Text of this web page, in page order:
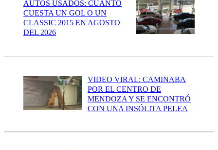
AUTOS USADOS: CUÁNTO
CUESTA UN GOL O UN
CLASSIC 2015 EN AGOSTO
DEL 2026
VIDEO VIRAL: CAMINABA
POR EL CENTRO DE
MENDOZA Y SE ENCONTRÓ
CON UNA INSÓLITA PELEA